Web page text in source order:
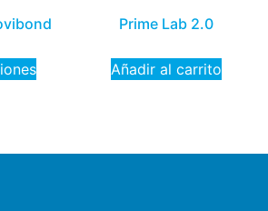
Prime Lab 2.0
Añadir al carrito